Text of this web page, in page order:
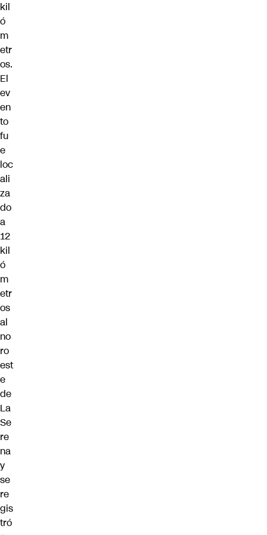
kil
ó
m
etr
os.
El
ev
en
to
fu
e
loc
ali
za
do
a
12
kil
ó
m
etr
os
al
no
ro
est
e
de
La
Se
re
na
y
se
re
gis
tró